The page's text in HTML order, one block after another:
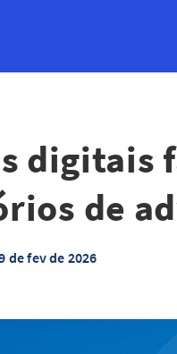
digitais
de
de fev de 2026